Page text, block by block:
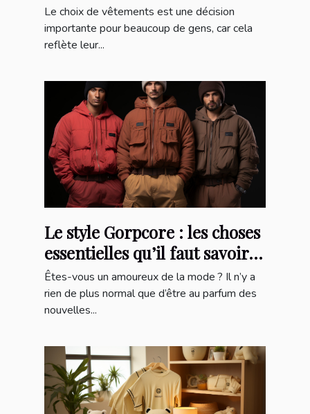
Le choix de vêtements est une décision
importante pour beaucoup de gens, car cela
reflète leur...
Le style Gorpcore : les choses
essentielles qu’il faut savoir
sur cette marque
Êtes-vous un amoureux de la mode ? Il n’y a
rien de plus normal que d’être au parfum des
nouvelles...